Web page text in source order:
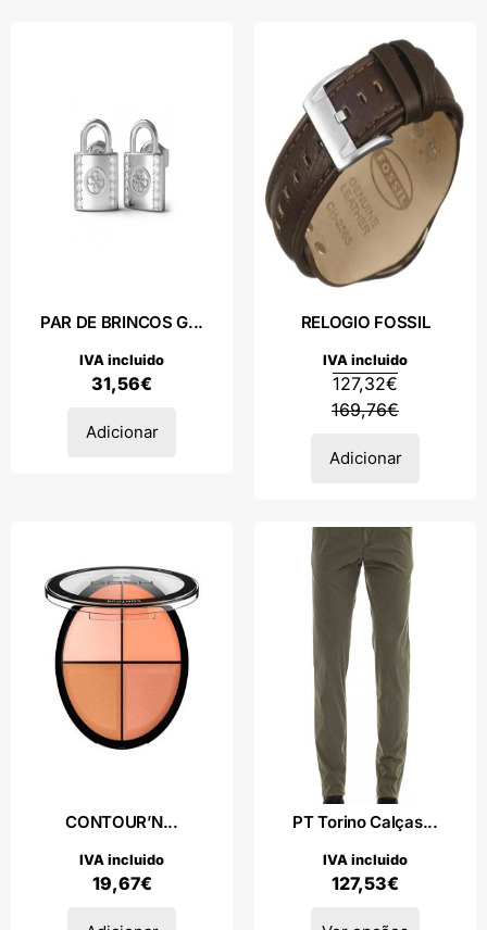
PAR DE BRINCOS G...
31,56€
IVA incluido
Adicionar
RELOGIO FOSSIL
169,76€
127,32€
IVA incluido
Adicionar
CONTOUR’N...
19,67€
IVA incluido
PT Torino Calças...
127,53€
IVA incluido